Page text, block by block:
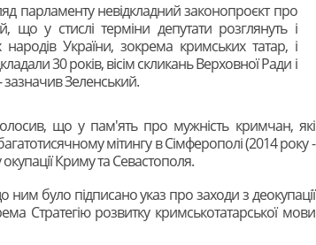
парламенту невідкладний законопроєкт про
що у стислі терміни депутати розглянуть і
народів України, зокрема кримських татар, і
30 років, вісім скликань Верховної Ради і
зазначив Зеленський.
що у пам'ять про мужність кримчан, які
мітингу в Сімферополі (2014 року -
Криму та Севастополя.
було підписано указ про заходи з деокупації
Стратегію розвитку кримськотатарської мови